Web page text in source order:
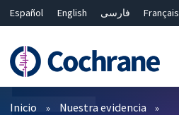
Español English فارسی
Français
Bahasa Malaysia
ไทย 繁體中文
Filtros
Inicio Nuestra evidencia